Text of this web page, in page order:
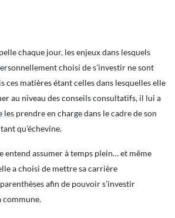
chaque jour, les enjeux dans lesquels
choisi de s’investir ne sont
ces matières étant celles dans lesquelles elle
au niveau des conseils consultatifs, il lui a
prendre en charge dans le cadre de son
qu’échevine.
entend assumer à temps plein… et même
a choisi de mettre sa carrière
afin de pouvoir s’investir
commune.